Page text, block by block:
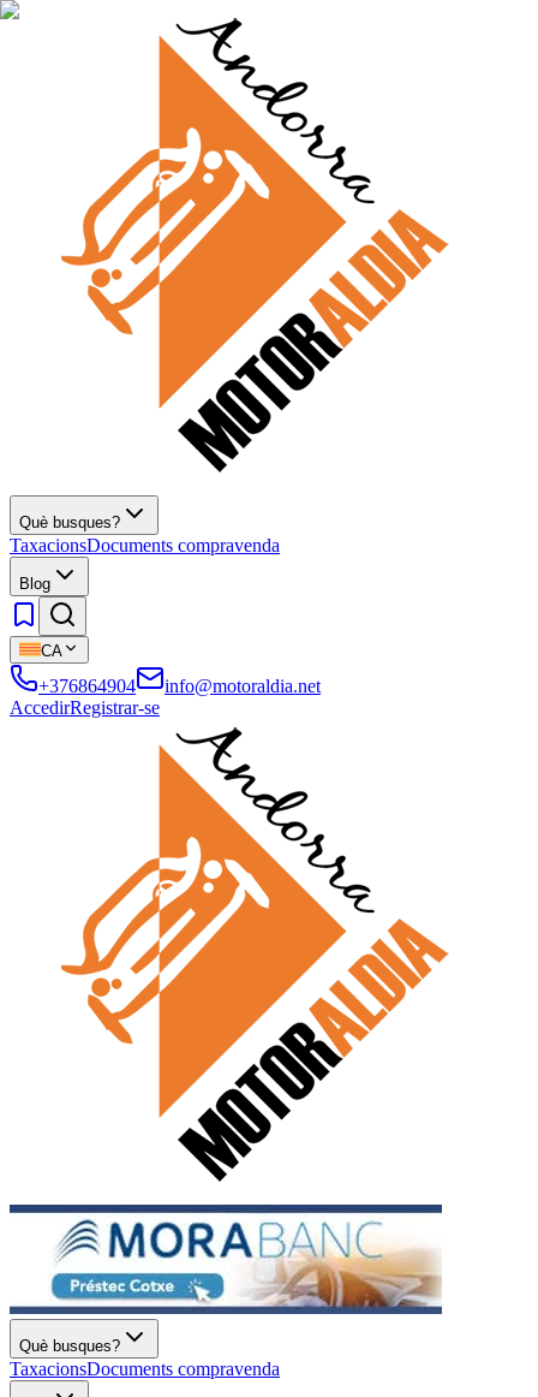
Què busques?
TaxacionsDocuments compravenda
Blog
CA
+376864904
info@motoraldia.net
AccedirRegistrar-se
Què busques?
TaxacionsDocuments compravenda